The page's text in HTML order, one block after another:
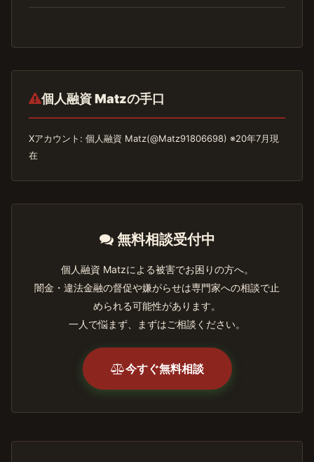
個人融資 Matzの手口
Xアカウント: 個人融資 Matz(@Matz91806698) ※20年7月現
在
無料相談受付中
個人融資 Matzによる被害でお困りの方へ。
闇金・違法金融の督促や嫌がらせは専門家への相談で止
められる可能性があります。
一人で悩まず、まずはご相談ください。
今すぐ無料相談